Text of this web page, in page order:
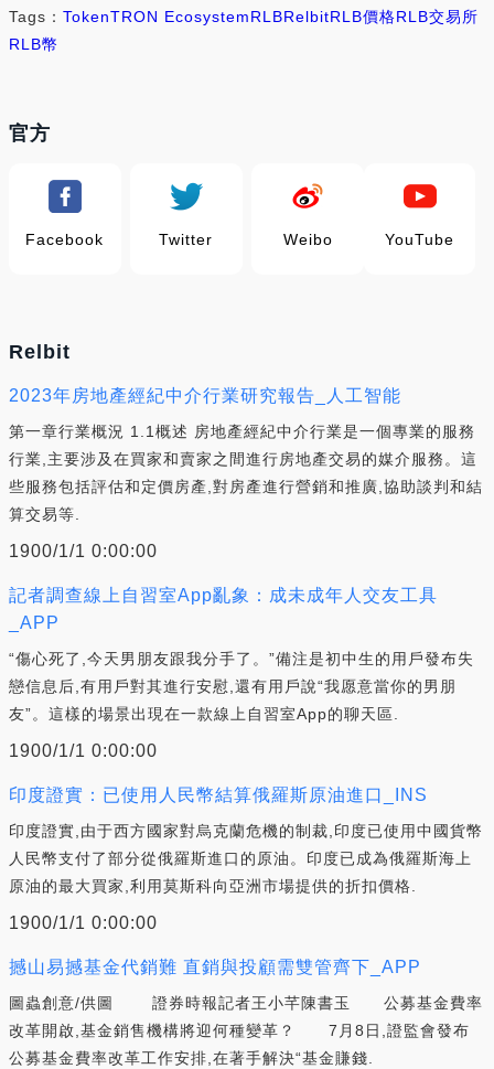
Tags： TokenTRON EcosystemRLBRelbitRLB價格RLB交易所
RLB幣
官方
Facebook Twitter Weibo YouTube
Relbit
2023年房地產經紀中介行業研究報告_人工智能
第一章行業概況 1.1概述 房地產經紀中介行業是一個專業的服務
行業,主要涉及在買家和賣家之間進行房地產交易的媒介服務。這
些服務包括評估和定價房產,對房產進行營銷和推廣,協助談判和結
算交易等.
1900/1/1 0:00:00
記者調查線上自習室App亂象：成未成年人交友工具
_APP
“傷心死了,今天男朋友跟我分手了。”備注是初中生的用戶發布失
戀信息后,有用戶對其進行安慰,還有用戶說“我愿意當你的男朋
友”。這樣的場景出現在一款線上自習室App的聊天區.
1900/1/1 0:00:00
印度證實：已使用人民幣結算俄羅斯原油進口_INS
印度證實,由于西方國家對烏克蘭危機的制裁,印度已使用中國貨幣
人民幣支付了部分從俄羅斯進口的原油。印度已成為俄羅斯海上
原油的最大買家,利用莫斯科向亞洲市場提供的折扣價格.
1900/1/1 0:00:00
撼山易撼基金代銷難 直銷與投顧需雙管齊下_APP
圖蟲創意/供圖 證券時報記者王小芊陳書玉 公募基金費率
改革開啟,基金銷售機構將迎何種變革？ 7月8日,證監會發布
公募基金費率改革工作安排,在著手解決“基金賺錢.